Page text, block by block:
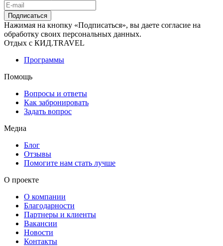
Подписаться
Нажимая на кнопку «Подписаться», вы даете согласие на
обработку своих персональных данных.
Отдых с КИД.TRAVEL
Программы
Помощь
Вопросы и ответы
Как забронировать
Задать вопрос
Медиа
Блог
Отзывы
Помогите нам стать лучше
О проекте
О компании
Благодарности
Партнеры и клиенты
Вакансии
Новости
Контакты